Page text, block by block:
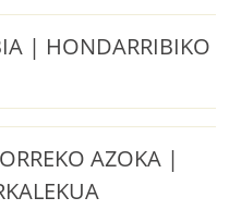
| HONDARRIBIKO
AZOKA |